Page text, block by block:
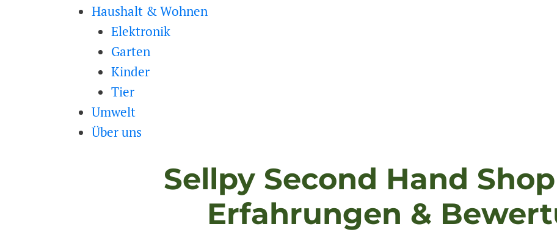
Haushalt & Wohnen
Elektronik
Garten
Kinder
Tier
Umwelt
Über uns
Sellpy Second Hand Shop
Erfahrungen &